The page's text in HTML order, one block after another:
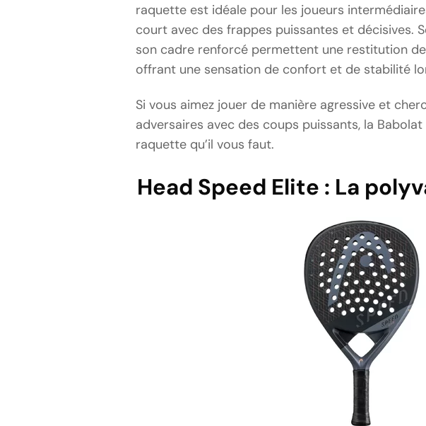
raquette est idéale pour les joueurs
court avec des frappes puissantes et décisives.
son cadre renforcé permettent une restitution
offrant une sensation de confort et de stabilité
Si vous aimez jouer de manière agressive et
adversaires avec des coups puissants, la
raquette qu’il vous faut.
Head Speed Elite : La